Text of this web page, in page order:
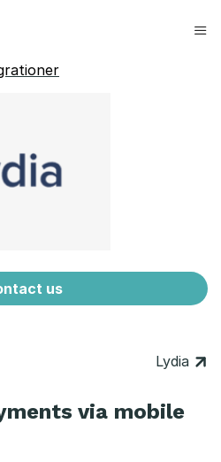
us
Lydia
via mobile